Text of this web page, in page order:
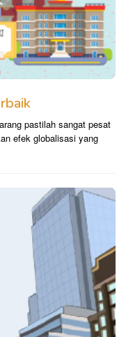
pastilah sangat pesat
efek globalisasi yang